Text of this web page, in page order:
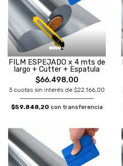
FILM ESPEJADO x 4 mts de
largo + Cutter + Espatula
$66.498,00
3 cuotas sin interés de $22.166,00
$59.848,20 con transferencia